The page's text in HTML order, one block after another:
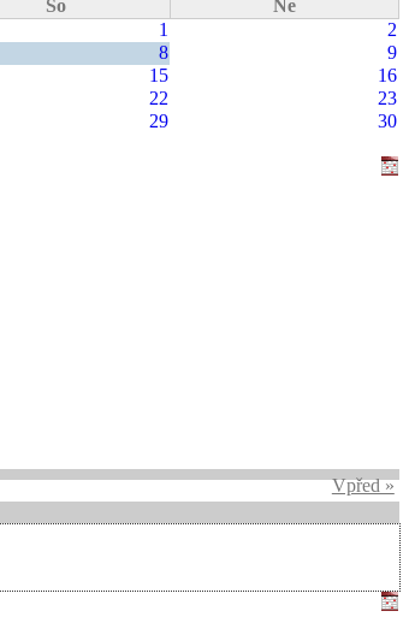
So
Ne
1
2
8
9
15
16
22
23
29
30
Vpřed »